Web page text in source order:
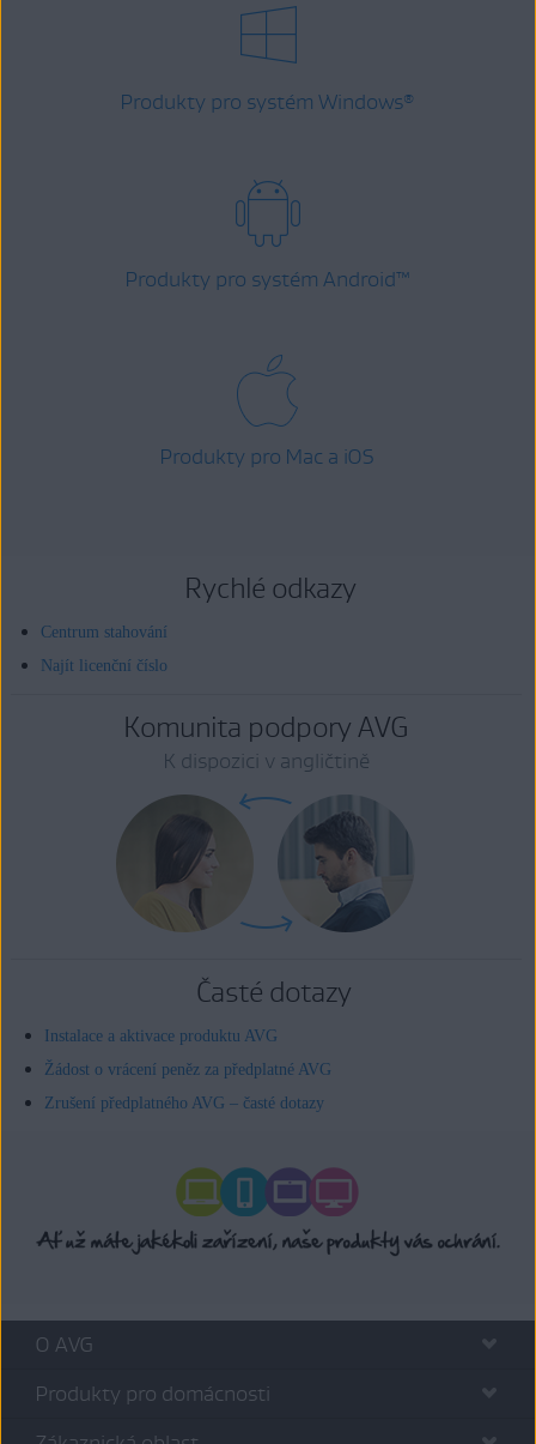
Produkty pro systém Windows®
Produkty pro systém Android™
Produkty pro Mac a iOS
Rychlé odkazy
Centrum stahování
Najít licenční číslo
Komunita podpory AVG
K dispozici v angličtině
Časté dotazy
Instalace a aktivace produktu AVG
Žádost o vrácení peněz za předplatné AVG
Zrušení předplatného AVG – časté dotazy
O AVG
Produkty pro domácnosti